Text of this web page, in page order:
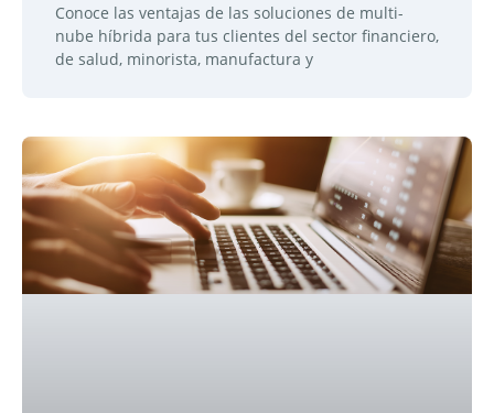
Conoce las ventajas de las soluciones de multi-
nube híbrida para tus clientes del sector financiero,
de salud, minorista, manufactura y